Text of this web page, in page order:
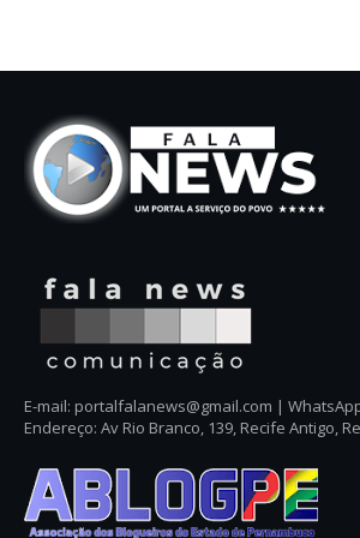
E-mail: portalfalanews@gmail.com |
Endereço: Av Rio Branco, 139, Recife Antigo,